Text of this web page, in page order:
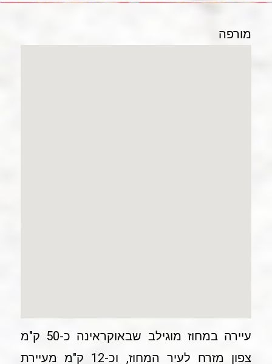
מורפה
עיירה במחוז מוגילב שבאוקראינה כ-50 ק"מ
צפון מזרח לעיר המחוז, וכ-12 ק"מ מעיירת